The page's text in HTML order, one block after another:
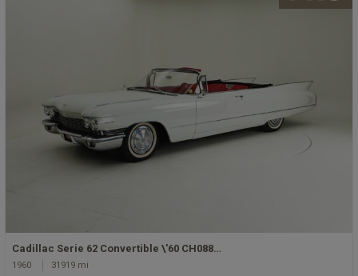
Cadillac Serie 62 Convertible \'60 CH088…
1960 31919 mi